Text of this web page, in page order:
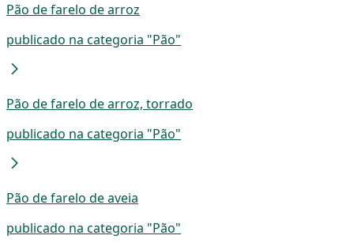
Pão de farelo de arroz
publicado na categoria "Pão"
Pão de farelo de arroz, torrado
publicado na categoria "Pão"
Pão de farelo de aveia
publicado na categoria "Pão"